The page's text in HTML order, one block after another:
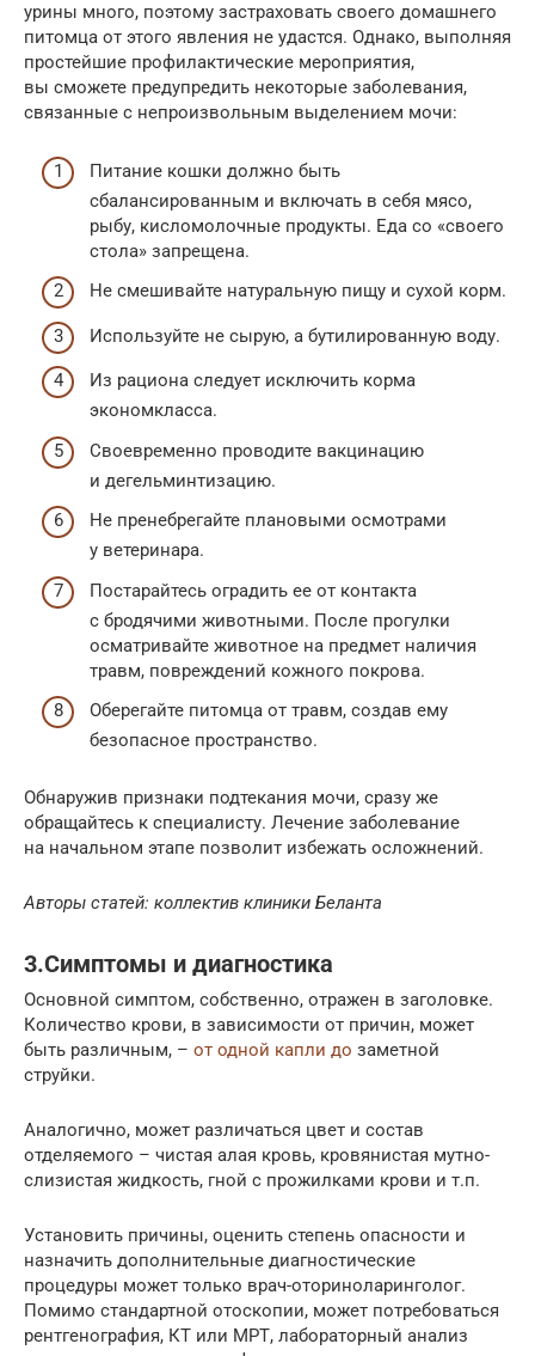
урины много, поэтому застраховать своего домашнего
питомца от этого явления не удастся. Однако, выполняя
простейшие профилактические мероприятия,
вы сможете предупредить некоторые заболевания,
связанные с непроизвольным выделением мочи:
Питание кошки должно быть
сбалансированным и включать в себя мясо,
рыбу, кисломолочные продукты. Еда со «своего
стола» запрещена.
Не смешивайте натуральную пищу и сухой корм.
Используйте не сырую, а бутилированную воду.
Из рациона следует исключить корма
экономкласса.
Своевременно проводите вакцинацию
и дегельминтизацию.
Не пренебрегайте плановыми осмотрами
у ветеринара.
Постарайтесь оградить ее от контакта
с бродячими животными. После прогулки
осматривайте животное на предмет наличия
травм, повреждений кожного покрова.
Оберегайте питомца от травм, создав ему
безопасное пространство.
Обнаружив признаки подтекания мочи, сразу же
обращайтесь к специалисту. Лечение заболевание
на начальном этапе позволит избежать осложнений.
Авторы статей: коллектив клиники Беланта
3.Симптомы и диагностика
Основной симптом, собственно, отражен в заголовке.
Количество крови, в зависимости от причин, может
быть различным, – от одной капли до заметной
струйки.
Аналогично, может различаться цвет и состав
отделяемого – чистая алая кровь, кровянистая мутно-
слизистая жидкость, гной с прожилками крови и т.п.
Установить причины, оценить степень опасности и
назначить дополнительные диагностические
процедуры может только врач-оториноларинголог.
Помимо стандартной отоскопии, может потребоваться
рентгенография, КТ или МРТ, лабораторный анализ